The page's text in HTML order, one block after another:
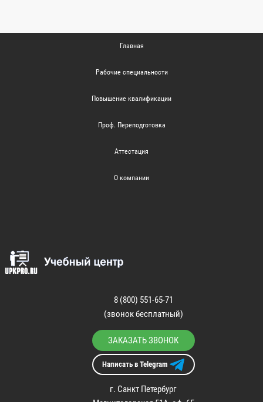
Главная
Рабочие специальности
Повышение квалификации
Проф. Переподготовка
Аттестация
О компании
8 (800) 551-65-71
(звонок бесплатный)
ЗАКАЗАТЬ ЗВОНОК
Написать в Telegram
г. Санкт Петербург